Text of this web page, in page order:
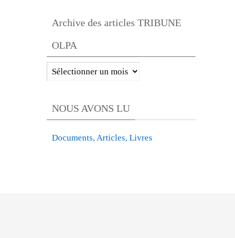
par
catégories
Archive des articles TRIBUNE
OLPA
Archive
des
TRIBUNE
NOUS AVONS LU
Documents, Articles, Livres